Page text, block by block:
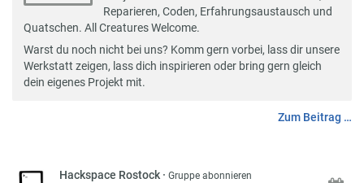
Reparieren, Coden, Erfahrungsaustausch und
Quatschen. All Creatures Welcome.
Warst du noch nicht bei uns? Komm gern vorbei, lass dir unsere
Werkstatt zeigen, lass dich inspirieren oder bring gern gleich
dein eigenes Projekt mit.
Zum Beitrag …
Hackspace Rostock ·Gruppe abonnieren